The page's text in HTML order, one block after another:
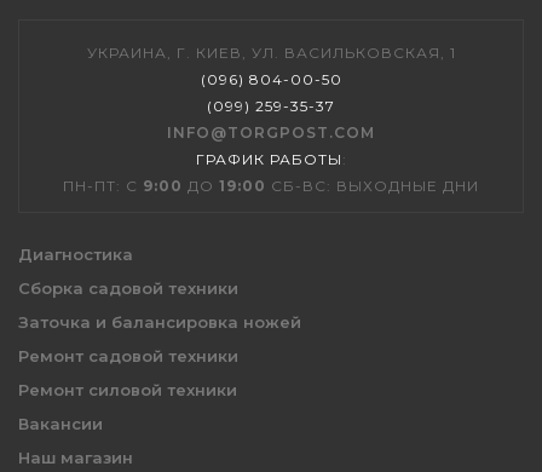
УКРАИНА, Г. КИЕВ, УЛ. ВАСИЛЬКОВСКАЯ, 1
(096) 804-00-50
(099) 259-35-37
INFO@TORGPOST.COM
ГРАФИК РАБОТЫ :
ПН-ПТ: С 9:00 ДО 19:00 СБ-ВС: ВЫХОДНЫЕ ДНИ
Диагностика
Сборка садовой техники
Заточка и балансировка ножей
Ремонт садовой техники
Ремонт силовой техники
Вакансии
Наш магазин